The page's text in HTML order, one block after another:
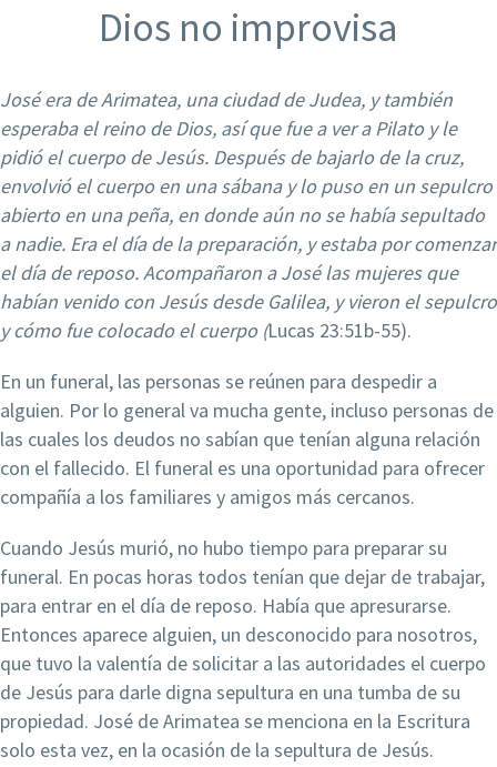
Dios no improvisa
José era de Arimatea, una ciudad de Judea, y también
esperaba el reino de Dios, así que fue a ver a Pilato y le
pidió el cuerpo de Jesús. Después de bajarlo de la cruz,
envolvió el cuerpo en una sábana y lo puso en un sepulcro
abierto en una peña, en donde aún no se había sepultado
a nadie. Era el día de la preparación, y estaba por comenzar
el día de reposo. Acompañaron a José las mujeres que
habían venido con Jesús desde Galilea, y vieron el sepulcro
y cómo fue colocado el cuerpo (Lucas 23:51b-55).
En un funeral, las personas se reúnen para despedir a
alguien. Por lo general va mucha gente, incluso personas de
las cuales los deudos no sabían que tenían alguna relación
con el fallecido. El funeral es una oportunidad para ofrecer
compañía a los familiares y amigos más cercanos.
Cuando Jesús murió, no hubo tiempo para preparar su
funeral. En pocas horas todos tenían que dejar de trabajar,
para entrar en el día de reposo. Había que apresurarse.
Entonces aparece alguien, un desconocido para nosotros,
que tuvo la valentía de solicitar a las autoridades el cuerpo
de Jesús para darle digna sepultura en una tumba de su
propiedad. José de Arimatea se menciona en la Escritura
solo esta vez, en la ocasión de la sepultura de Jesús.